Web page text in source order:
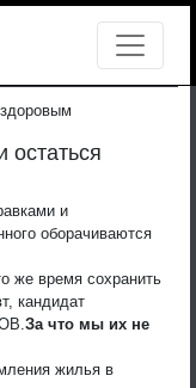
остаться
и
оборачиваются
же время сохранить
кандидат
За что мы их не
жилья в